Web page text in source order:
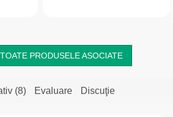
PRODUSELE ASOCIATE
(8) Evaluare Discuţie